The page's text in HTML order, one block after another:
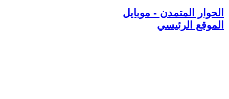
الحوار المتمدن - موبايل
الموقع الرئيسي